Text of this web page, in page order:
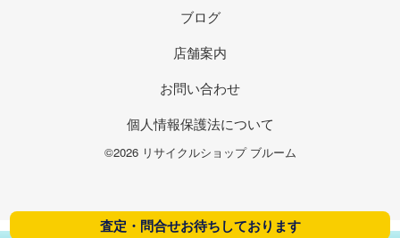
ブログ
店舗案内
お問い合わせ
個人情報保護法について
©2026 リサイクルショップ ブルーム
査定・問合せお待ちしております